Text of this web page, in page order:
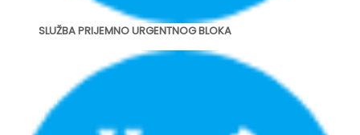
SLUŽBA PRIJEMNO URGENTNOG BLOKA